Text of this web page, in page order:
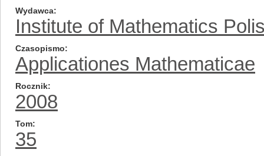
Wydawca
Institute of Mathematics
Czasopismo
Applicationes Mathematicae
Rocznik
2008
Tom
35